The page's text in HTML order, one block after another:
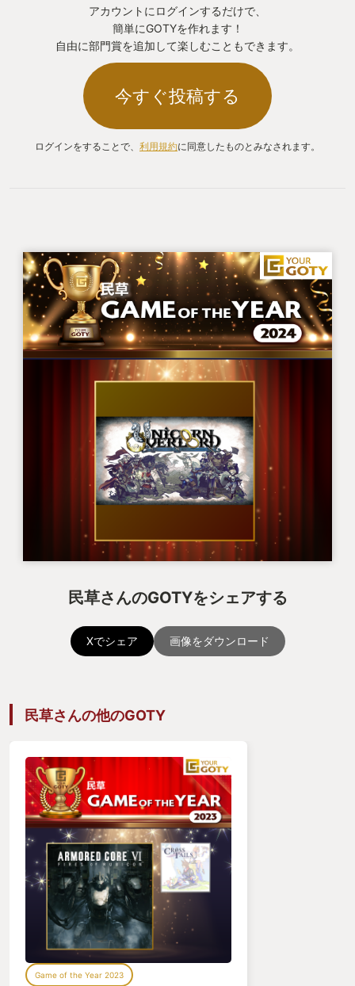
アカウントにログインするだけで、
簡単にGOTYを作れます！
自由に部門賞を追加して楽しむこともできます。
今すぐ投稿する
ログインをすることで、 利用規約に同意したものとみなされます。
民草さんのGOTYをシェアする
Xでシェア 画像をダウンロード
民草さんの他のGOTY
Game of the Year 2023